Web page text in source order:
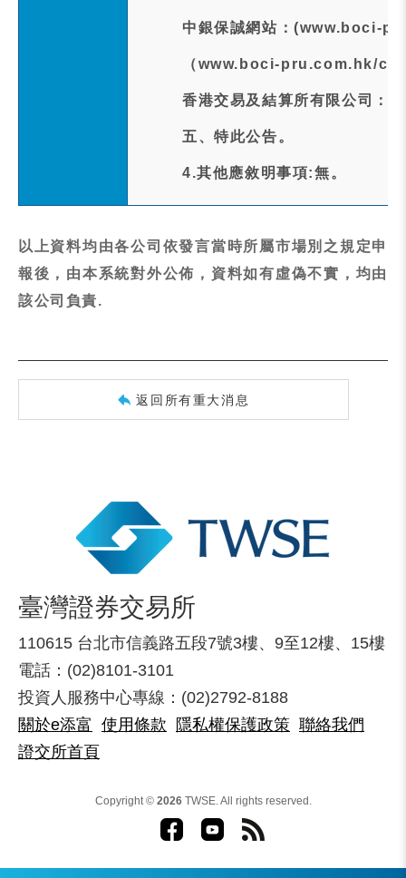
中銀保誠網站：(www.boci-
（www.boci-pru.com.hk/
香港交易及結算所有限公司
五、特此公告。
4.其他應敘明事項:無。
以上資料均由各公司依發言當時所屬市場別之規定申
報後，由本系統對外公佈，資料如有虛偽不實，均由
該公司負責.
返回所有重大消息
臺灣證券交易所
110615 台北市信義路五段7號3樓、9至12樓、15樓
電話：(02)8101-3101
投資人服務中心專線：(02)2792-8188
關於e添富 使用條款 隱私權保護政策 聯絡我們
證交所首頁
Copyright © 2026TWSE. All rights reserved.